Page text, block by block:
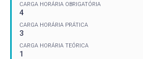
CARGA HORÁRIA OBRIGATÓRIA
4
CARGA HORÁRIA PRÁTICA
3
CARGA HORÁRIA TEÓRICA
1